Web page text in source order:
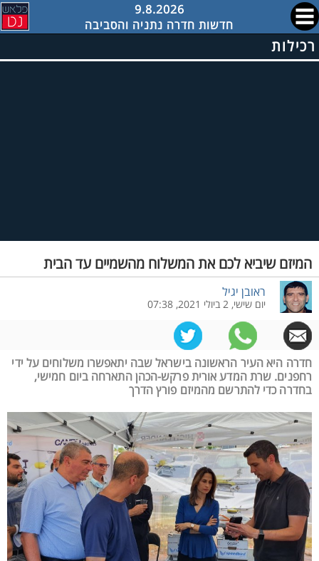
9.8.2026
חדשות חדרה נתניה והסביבה
רכילות
המיזם שיביא לכם את המשלוח מהשמיים עד הבית
ראובן יגיל
יום שישי, 2 ביולי 2021, 07:38
חדרה היא העיר הראשונה בישראל שבה יתאפשרו משלוחים על ידי
רחפנים. שרת המדע אורית פרקש-הכהן התארחה ביום חמישי,
בחדרה כדי להתרשם מהמיזם פורץ הדרך